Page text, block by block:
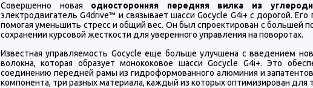
Совершенно новая односторонняя передняя вилка из
электродвигатель G4drive™ и связывает шасси Gocycle G4i+ с дорогой.
помогая уменьшить стресс и общий вес. Он был спроектирован с большей
сохранении курсовой жесткости для уверенного управления на поворотах.
Известная управляемость Gocycle еще больше улучшена с введением
волокна, которая образует монококовое шасси Gocycle G4i+. Это
соединению передней рамы из гидроформованного алюминия и
компонента, три разных материала, каждый из которых оптимизирован для